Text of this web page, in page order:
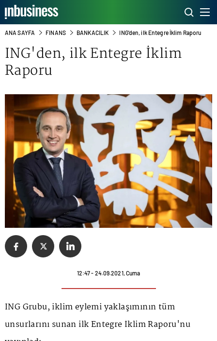
ANA SAYFA FINANS BANKACILIK ING'den, ilk Entegre İklim Raporu
ING'den, ilk Entegre İklim
Raporu
12:47 - 24.09.2021, Cuma
ING Grubu, iklim eylemi yaklaşımının tüm
unsurlarını sunan ilk Entegre İklim Raporu'nu